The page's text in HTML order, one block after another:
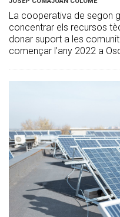
La cooperativa de segon
concentrar els recursos
donar suport a les
començar l’any 2022 a